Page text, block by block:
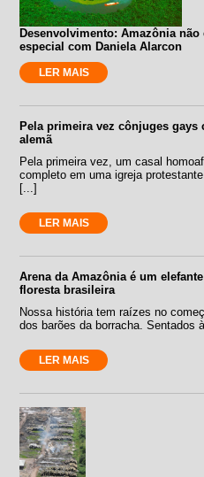
Desenvolvimento: Amazônia
especial com Daniela Alarcon
LER MAIS
Pela primeira vez cônjuges gays
alemã
Pela primeira vez, um casal
completo em uma igreja
[...]
LER MAIS
Arena da Amazônia é um
floresta brasileira
Nossa história tem raízes no
dos barões da borracha. Sentados
LER MAIS